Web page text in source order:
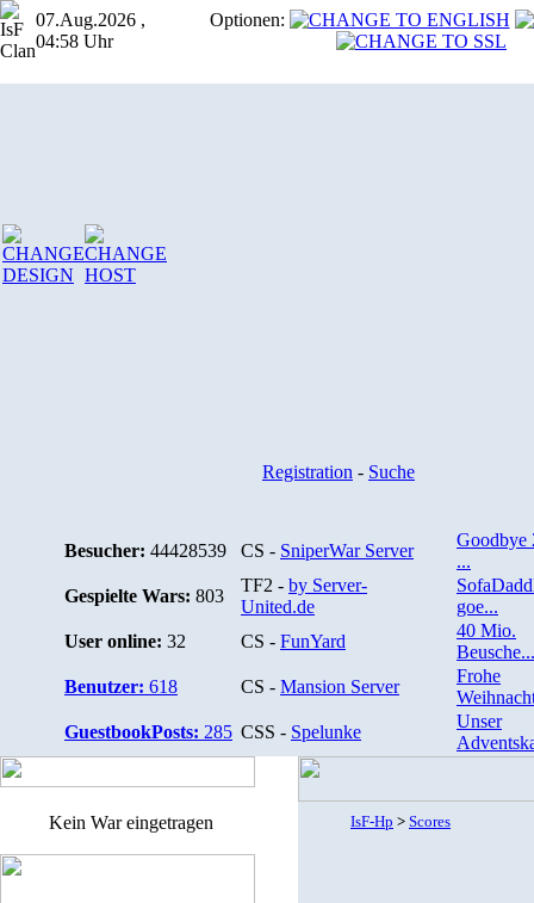
07.Aug.2026 ,
04:58 Uhr
Optionen:
Registration - Suche
Besucher: 44428539 CS - SniperWar Server
Goodbye
...
Gespielte Wars: 803
TF2 - by Server-
United.de
goe...
User online: 32 CS - FunYard
40 Mio.
Beusche...
Benutzer: 618 CS - Mansion Server
Frohe
GuestbookPosts: 285 CSS - Spelunke
Unser
Kein War eingetragen IsF-Hp > Scores